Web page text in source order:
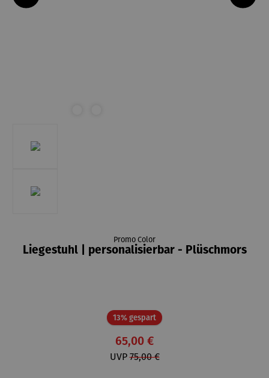
Promo Color
Liegestuhl | personalisierbar - Plüschmors
13% gespartRabatt
65,00 €
UVP75,00 €